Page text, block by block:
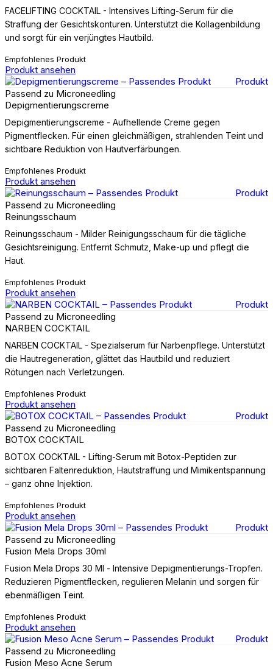
FACELIFTING COCKTAIL - Intensives Lifting-Serum für die
Straffung der Gesichtskonturen. Unterstützt die Kollagenbildung
und sorgt für ein verjüngtes Hautbild.
Empfohlenes Produkt
Produkt ansehen
Produkt
Passend zu Microneedling
Depigmentierungscreme
Depigmentierungscreme - Aufhellende Creme gegen
Pigmentflecken. Für einen gleichmäßigen, strahlenden Teint und
sichtbare Reduktion von Hautverfärbungen.
Empfohlenes Produkt
Produkt ansehen
Produkt
Passend zu Microneedling
Reinungsschaum
Reinungsschaum - Milder Reinigungsschaum für die tägliche
Gesichtsreinigung. Entfernt Schmutz, Make-up und pflegt die
Haut.
Empfohlenes Produkt
Produkt ansehen
Produkt
Passend zu Microneedling
NARBEN COCKTAIL
NARBEN COCKTAIL - Spezialserum für Narbenpflege. Unterstützt
die Hautregeneration, glättet das Hautbild und reduziert
Rötungen nach Verletzungen.
Empfohlenes Produkt
Produkt ansehen
Produkt
Passend zu Microneedling
BOTOX COCKTAIL
BOTOX COCKTAIL - Lifting-Serum mit Botox-Peptiden zur
sichtbaren Faltenreduktion, Hautstraffung und Mimikentspannung
– ganz ohne Injektion.
Empfohlenes Produkt
Produkt ansehen
Produkt
Passend zu Microneedling
Fusion Mela Drops 30ml
Fusion Mela Drops 30 Ml - Intensive Depigmentierungs-Tropfen.
Reduzieren Pigmentflecken, regulieren Melanin und sorgen für
ebenmäßigen Teint.
Empfohlenes Produkt
Produkt ansehen
Produkt
Passend zu Microneedling
Fusion Meso Acne Serum